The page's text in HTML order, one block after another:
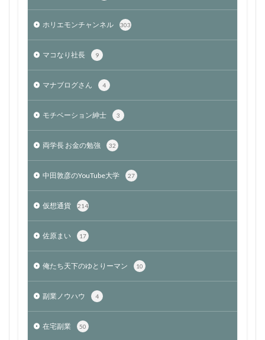
ホリエモンチャンネル 303
マコなり社長 9
マナブログさん 4
モチベーション紳士 3
両学長 お金の勉強 32
中田敦彦のYouTube大学 27
仮想通貨 214
佐原まい 17
俺たち天下のゆとりーマン 10
副業ノウハウ 4
在宅副業 50